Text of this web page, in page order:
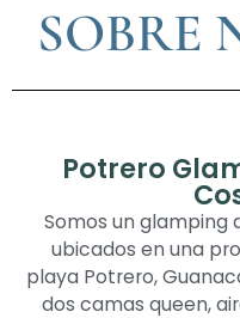
SOBRE
Potrero
Somos un glamping
ubicados en una
playa Potrero,
dos camas queen,